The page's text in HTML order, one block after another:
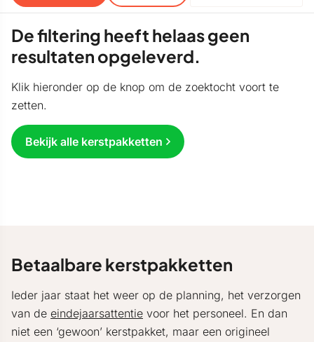
De filtering heeft helaas geen
resultaten opgeleverd.
Klik hieronder op de knop om de zoektocht voort te
zetten.
Bekijk alle kerstpakketten
Betaalbare kerstpakketten
Ieder jaar staat het weer op de planning, het verzorgen
van de eindejaarsattentie voor het personeel. En dan
niet een ‘gewoon’ kerstpakket, maar een origineel